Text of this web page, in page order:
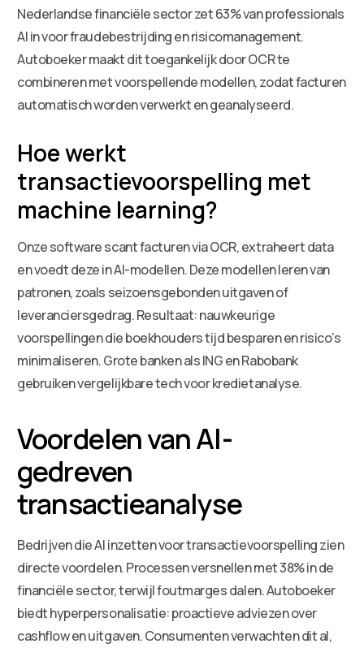
Nederlandse financiële sector zet 63% van professionals
AI in voor fraudebestrijding en risicomanagement.
Autoboeker maakt dit toegankelijk door OCR te
combineren met voorspellende modellen, zodat facturen
automatisch worden verwerkt en geanalyseerd.
Hoe werkt
transactievoorspelling met
machine learning?
Onze software scant facturen via OCR, extraheert data
en voedt deze in AI-modellen. Deze modellen leren van
patronen, zoals seizoensgebonden uitgaven of
leveranciersgedrag. Resultaat: nauwkeurige
voorspellingen die boekhouders tijd besparen en risico’s
minimaliseren. Grote banken als ING en Rabobank
gebruiken vergelijkbare tech voor kredietanalyse.
Voordelen van AI-
gedreven
transactieanalyse
Bedrijven die AI inzetten voor transactievoorspelling zien
directe voordelen. Processen versnellen met 38% in de
financiële sector, terwijl foutmarges dalen. Autoboeker
biedt hyperpersonalisatie: proactieve adviezen over
cashflow en uitgaven. Consumenten verwachten dit al,